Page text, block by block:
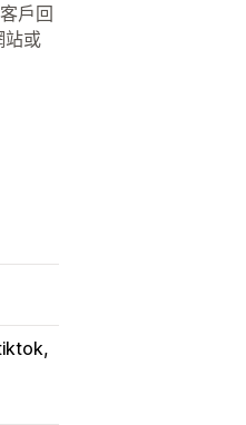
戶回
站或